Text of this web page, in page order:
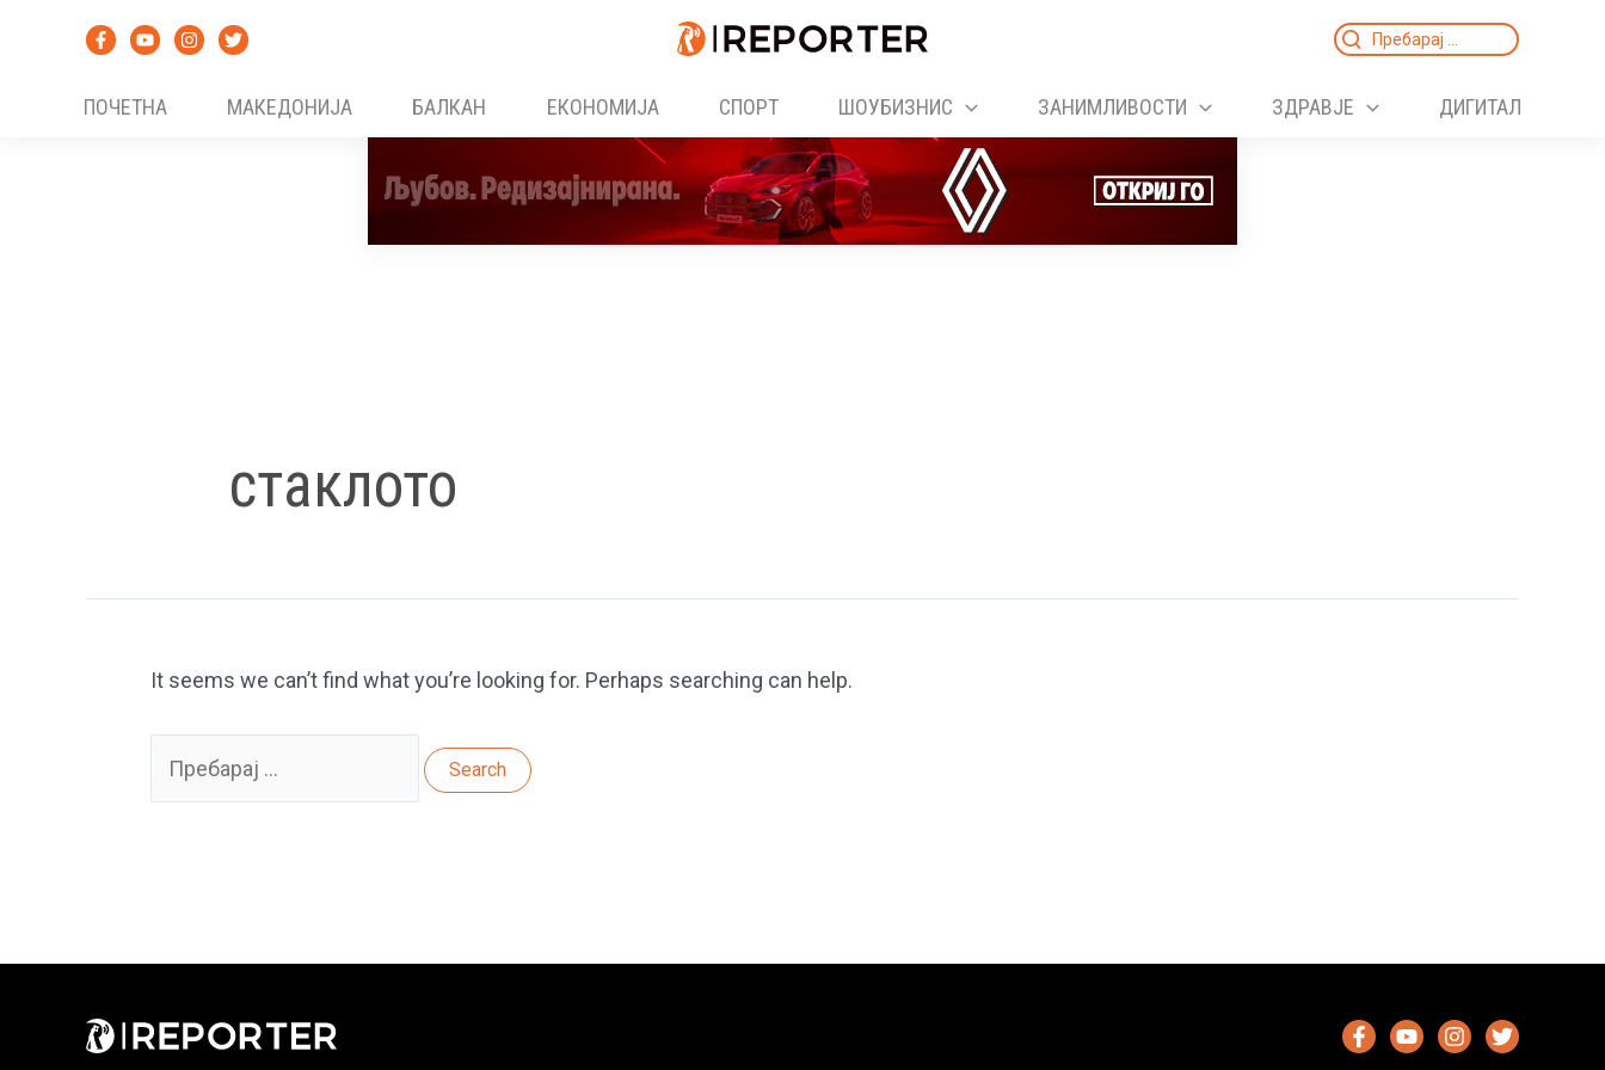
Search
ПОЧЕТНА
МАКЕДОНИЈА БАЛКАН ЕКОНОМИЈА СПОРТ ШОУБИЗНИС ЗАНИМЛИВОСТИ ЗДРАВЈЕ ДИГИТАЛ
стаклото
It seems we can’t find what you’re looking for. Perhaps searching can help.
for: